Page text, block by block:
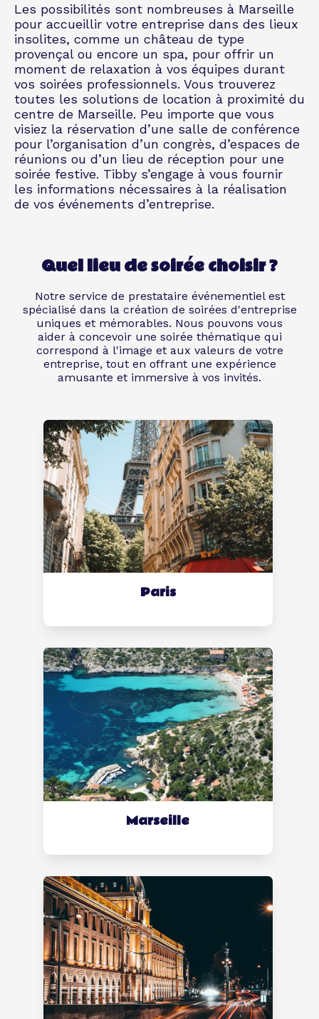
Les possibilités sont nombreuses à Marseille
pour accueillir votre entreprise dans des lieux
insolites, comme un château de type
provençal ou encore un spa, pour offrir un
moment de relaxation à vos équipes durant
vos soirées professionnels. Vous trouverez
toutes les solutions de location à proximité du
centre de Marseille. Peu importe que vous
visiez la réservation d’une salle de conférence
pour l’organisation d’un congrès, d’espaces de
réunions ou d’un lieu de réception pour une
soirée festive. Tibby s’engage à vous fournir
les informations nécessaires à la réalisation
de vos événements d’entreprise.
Quel lieu de soirée choisir ?
Notre service de prestataire événementiel est
spécialisé dans la création de soirées d'entreprise
uniques et mémorables. Nous pouvons vous
aider à concevoir une soirée thématique qui
correspond à l'image et aux valeurs de votre
entreprise, tout en offrant une expérience
amusante et immersive à vos invités.
Paris
Marseille